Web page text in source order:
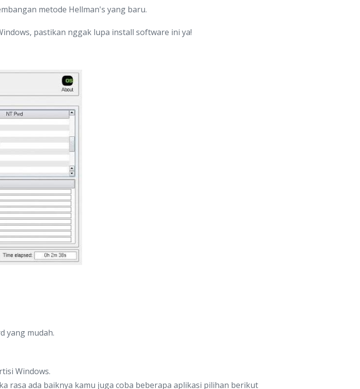
metode Hellman's yang baru.
pastikan nggak lupa install software ini ya!
yang mudah.
Windows.
rasa ada baiknya kamu juga coba beberapa aplikasi pilihan berikut